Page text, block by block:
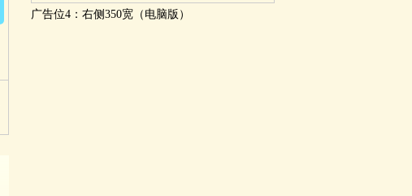
广告位4：右侧350宽（电脑版）